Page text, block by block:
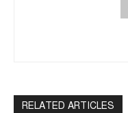
RELATED ARTICLES